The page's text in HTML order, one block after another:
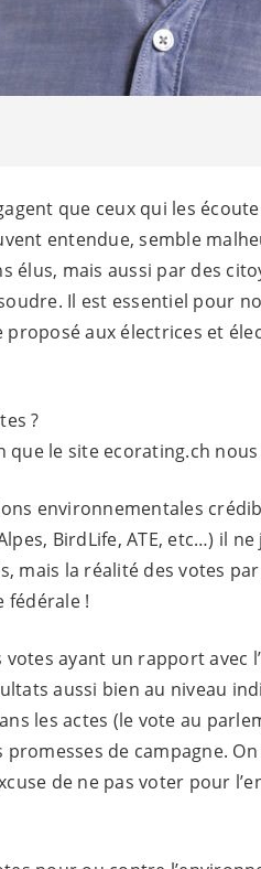
que ceux qui les
entendue, semble
élus, mais aussi par des
Il est essentiel pour
aux électrices et
?
que le site ecorating.ch
environnementales
BirdLife, ATE, etc…) il
mais la réalité des votes
fédérale !
ayant un rapport avec
aussi bien au niveau
les actes (le vote au
de campagne.
de ne pas voter pour